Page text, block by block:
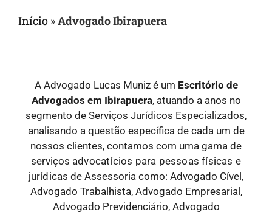
Início »Advogado Ibirapuera
A Advogado Lucas Muniz é um Escritório de
Advogados em Ibirapuera, atuando a anos no
segmento de Serviços Jurídicos Especializados,
analisando a questão específica de cada um de
nossos clientes, contamos com uma gama de
serviços advocatícios para pessoas físicas e
jurídicas de Assessoria como: Advogado Cível,
Advogado Trabalhista, Advogado Empresarial,
Advogado Previdenciário, Advogado